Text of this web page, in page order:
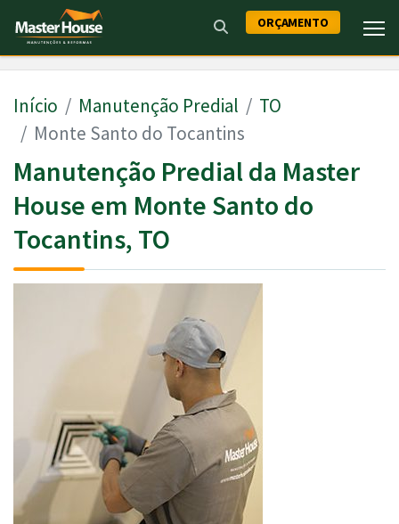
ORÇAMENTO
Início Manutenção Predial
TO
Monte Santo do Tocantins
Manutenção Predial da Master
House em Monte Santo do
Tocantins, TO